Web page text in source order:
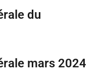
du
mars 2024